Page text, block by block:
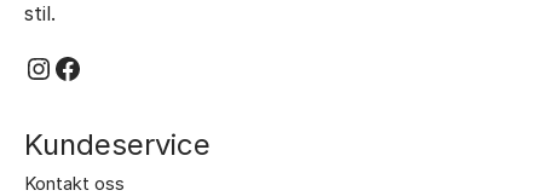
stil.
Instagram
Facebook
Kundeservice
Kontakt oss